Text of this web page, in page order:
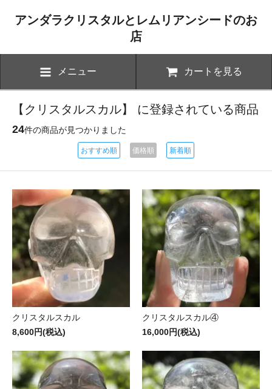
アンダラクリスタルとレムリアンシードのお
店
メニュー カートを見る
【クリスタルスカル】 に登録されている商品
24件の商品が見つかりました
おすすめ順 価格順 新着順
クリスタルスカル
8,600円(税込)
クリスタルスカル④
16,000円(税込)